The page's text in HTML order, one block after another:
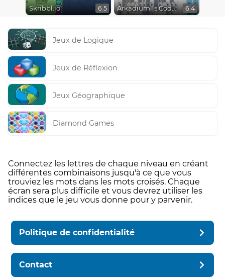
Skribbl.io 6.5 Arkadium´s Codeword 6.4
Jeux de Logique
Jeux de Réflexion
Jeux Géographique
Diamond Games
Connectez les lettres de chaque niveau en créant
différentes combinaisons jusqu'à ce que vous
trouviez les mots dans les mots croisés. Chaque
écran sera plus difficile et vous devrez utiliser les
indices que le jeu vous donne pour y parvenir.
Politique de confidentialité
Contact